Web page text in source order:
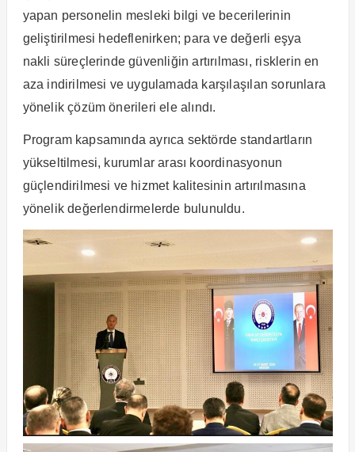
yapan personelin mesleki bilgi ve becerilerinin
geliştirilmesi hedeflenirken; para ve değerli eşya
nakli süreçlerinde güvenliğin artırılması, risklerin en
aza indirilmesi ve uygulamada karşılaşılan sorunlara
yönelik çözüm önerileri ele alındı.
Program kapsamında ayrıca sektörde standartların
yükseltilmesi, kurumlar arası koordinasyonun
güçlendirilmesi ve hizmet kalitesinin artırılmasına
yönelik değerlendirmelerde bulunuldu.